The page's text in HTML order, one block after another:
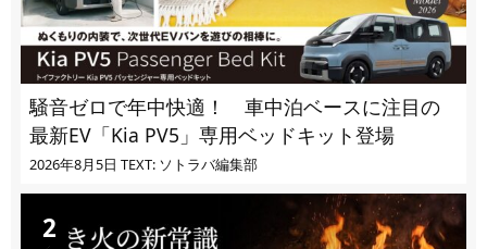
騒音ゼロで年中快適！ 車中泊ベースに注目の
最新EV「Kia PV5」専用ベッドキット登場
2026年8月5日 TEXT: ソトラバ編集部